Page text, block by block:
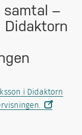
samtal –
Didaktorn
i Didaktorn